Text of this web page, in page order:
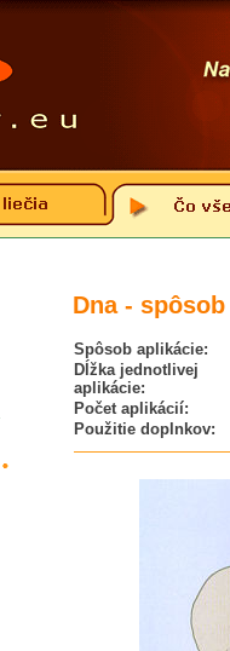
Dna -
Spôsob aplikácie:
Dĺžka jednotlivej
aplikácie:
Počet aplikácií:
Použitie doplnkov: